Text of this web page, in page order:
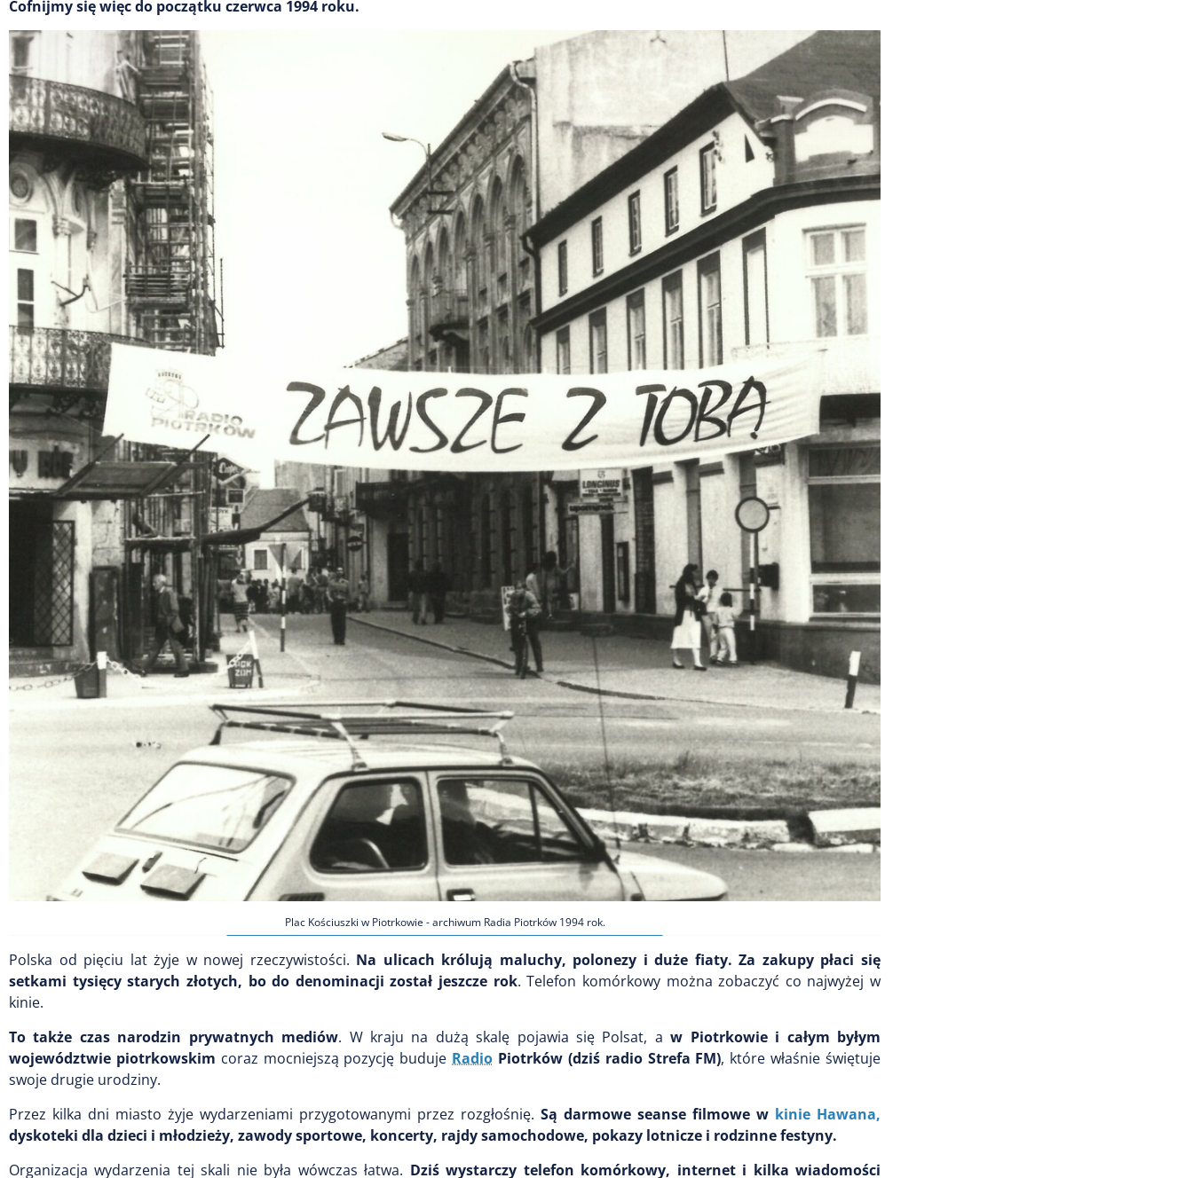
Cofnijmy się więc do początku czerwca 1994 roku.
Plac Kościuszki w Piotrkowie - archiwum Radia Piotrków 1994 rok.
Polska od pięciu lat żyje w nowej rzeczywistości. Na ulicach królują maluchy, polonezy i duże fiaty. Za zakupy płaci się
setkami tysięcy starych złotych, bo do denominacji został jeszcze rok. Telefon komórkowy można zobaczyć co najwyżej w
kinie.
To także czas narodzin prywatnych mediów. W kraju na dużą skalę pojawia się Polsat, aw Piotrkowie i całym byłym
województwie piotrkowskim coraz mocniejszą pozycję buduje Radio Piotrków (dziś radio Strefa FM), które właśnie świętuje
swoje drugie urodziny.
Przez kilka dni miasto żyje wydarzeniami przygotowanymi przez rozgłośnię. Są darmowe seanse filmowe w kinie Hawana,
dyskoteki dla dzieci i młodzieży, zawody sportowe, koncerty, rajdy samochodowe, pokazy lotnicze i rodzinne festyny.
Organizacja wydarzenia tej skali nie była wówczas łatwa. Dziś wystarczy telefon komórkowy, internet i kilka wiadomości